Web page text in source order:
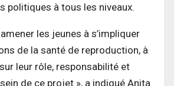
politiques à tous les niveaux.
les jeunes à s’impliquer
de la santé de reproduction, à
leur rôle, responsabilité et
de ce projet », a indiqué Anita